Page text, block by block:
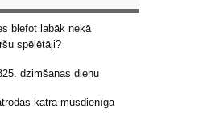
blefot labāk nekā
spēlētāji?
dzimšanas dienu
katra mūsdienīga